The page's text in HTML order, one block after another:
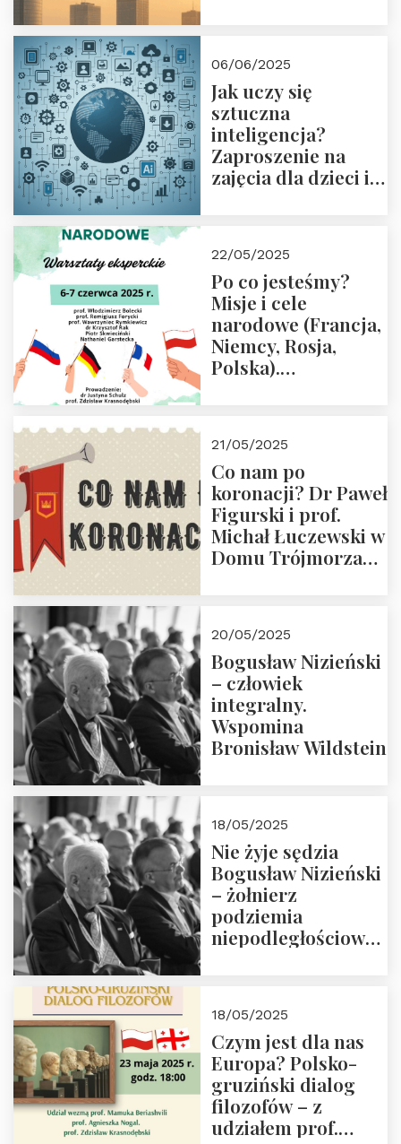
06/06/2025
Jak uczy się
sztuczna
inteligencja?
Zaproszenie na
zajęcia dla dzieci i
22/05/2025
Po co jesteśmy?
Misje i cele
narodowe (Francja,
Niemcy, Rosja,
Polska).
Zapraszamy do
zapisów.
21/05/2025
Co nam po
koronacji? Dr Paweł
Figurski i prof.
Michał Łuczewski w
Domu Trójmorza
20/05/2025
Bogusław Nizieński
– człowiek
integralny.
Wspomina
Bronisław Wildstein
18/05/2025
Nie żyje sędzia
Bogusław Nizieński
– żołnierz
podziemia
niepodległościowego
społeczny, członek
Kapituły Nagrody
im. Prezydenta
Lecha
Kaczyńskiego.
Wielki autorytet.
18/05/2025
Czym jest dla nas
Europa? Polsko-
gruziński dialog
filozofów – z
udziałem prof.